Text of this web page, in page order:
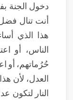
دخول الجنة
أنت تنال
هذا الذي
الناس، أو
حُرُماتهم، أو
العدل، لأن
النار لتكون